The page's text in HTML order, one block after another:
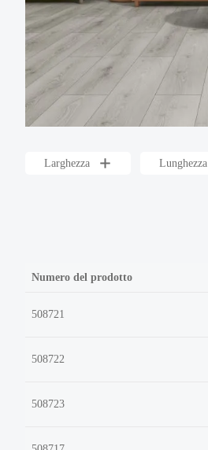
Larghezza Lunghezza
Numero del prodotto
508721
508722
508723